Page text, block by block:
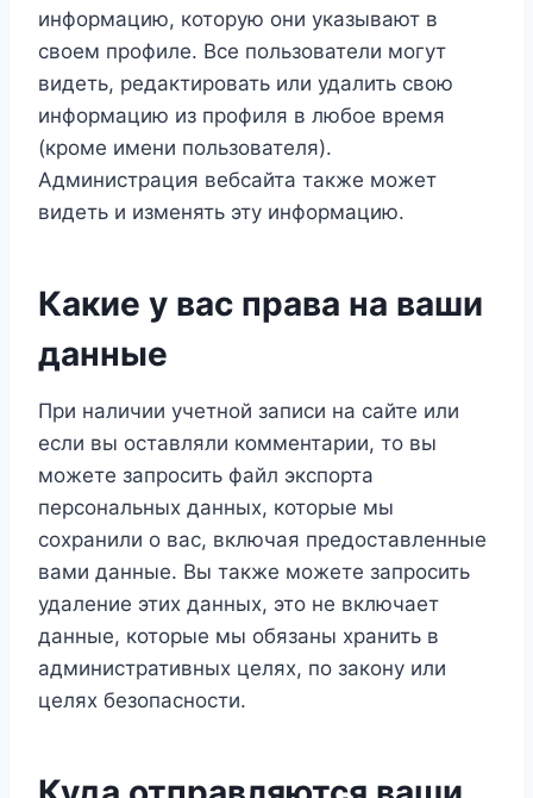
информацию, которую они указывают в
своем профиле. Все пользователи могут
видеть, редактировать или удалить свою
информацию из профиля в любое время
(кроме имени пользователя).
Администрация вебсайта также может
видеть и изменять эту информацию.
Какие у вас права на ваши
данные
При наличии учетной записи на сайте или
если вы оставляли комментарии, то вы
можете запросить файл экспорта
персональных данных, которые мы
сохранили о вас, включая предоставленные
вами данные. Вы также можете запросить
удаление этих данных, это не включает
данные, которые мы обязаны хранить в
административных целях, по закону или
целях безопасности.